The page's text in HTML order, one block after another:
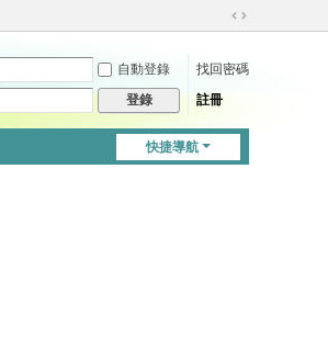
切
到
自動登錄
找回密碼
登錄 註冊
快捷導航